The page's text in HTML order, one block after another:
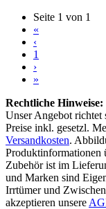
Seite 1 von 1
«
‹
1
›
»
Rechtliche Hinweise:
Unser Angebot richtet
Preise inkl. gesetzl.
Versandkosten.
Produktinformationen
Zubehör ist im
und Marken sind
Irrtümer und
akzeptieren unsere